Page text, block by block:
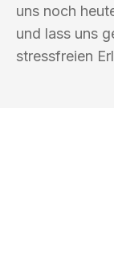
uns noch
und lass uns
stressfreien